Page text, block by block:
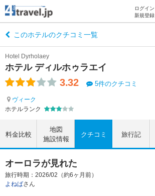
ログイン
新規登録
このホテルのクチコミ一覧
ホテル ディルホゥラエイ
Hotel Dyrholaey
3.32 5件のクチコミ
ヴィーク
ホテルランク
料金比較
地図
施設情報
クチコミ 旅行記
オーロラが見れた
旅行時期：2026/02（約6ヶ月前）
よねばさん